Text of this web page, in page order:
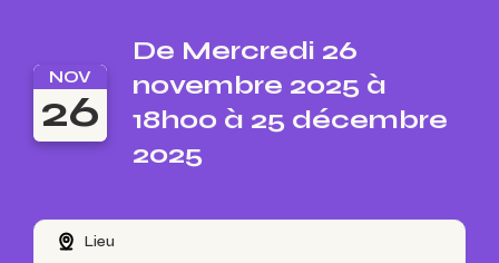
NOV
26
De Mercredi 26
novembre 2025 à
18h00 à 25 décembre
2025
Lieu